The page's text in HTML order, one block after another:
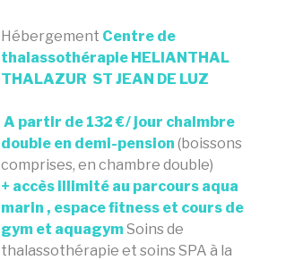
Hébergement Centre de
thalassothérapie HELIANTHAL
THALAZUR ST JEAN DE LUZ
A partir de 132 €/ jour chalmbre
double en demi-pension (boissons
comprises, en chambre double)
+ accès illimité au parcours aqua
marin , espace fitness et cours de
gym et aquagymSoins de
thalassothérapie et soins SPA à la